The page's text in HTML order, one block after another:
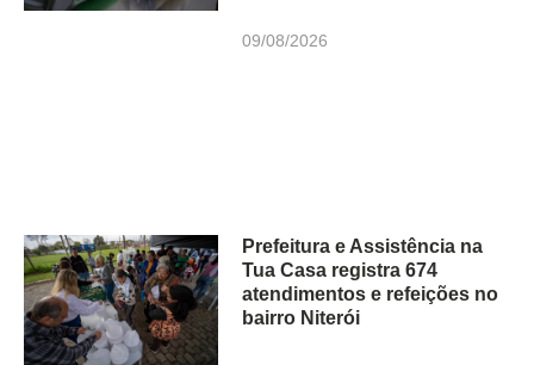
09/08/2026
Prefeitura e Assistência na
Tua Casa registra 674
atendimentos e refeições no
bairro Niterói